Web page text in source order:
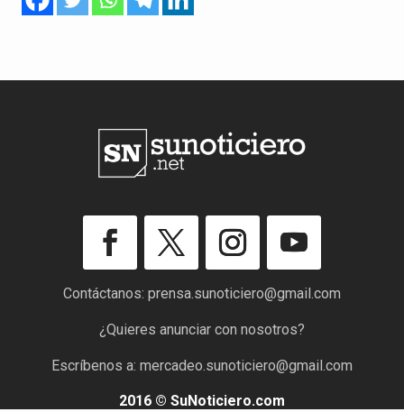
Contáctanos: prensa.sunoticiero@gmail.com
¿Quieres anunciar con nosotros?
Escríbenos a: mercadeo.sunoticiero@gmail.com
2016 © SuNoticiero.com